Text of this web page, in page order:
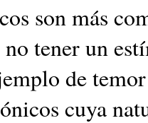
son más
no tener un
de
cuya